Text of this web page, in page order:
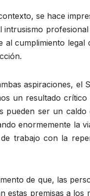
se hace
intrusismo
al cumplimiento
aspiraciones, el
un resultado crítico
pueden ser un
enormemente la
trabajo con la
de que, las
estas premisas a los